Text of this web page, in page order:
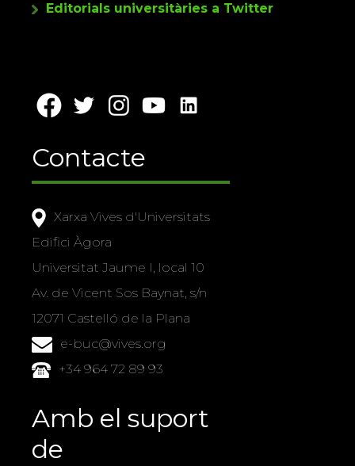
Editorials universitàries a Twitter
Contacte
Xarxa Vives d'Universitats
Edifici Àgora
Universitat Jaume I, local 10
Av. de Vicent Sos Baynat, s/n
12071 Castelló de la Plana
e-buc@vives.org
+34 964 72 89 93
Amb el suport
de